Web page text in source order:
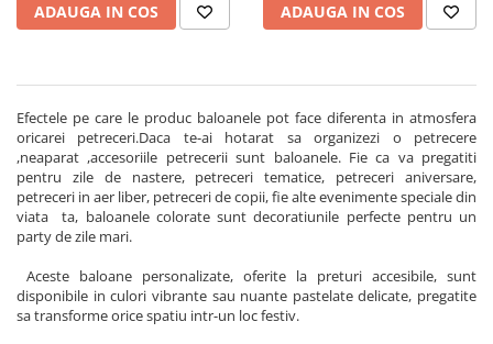
ADAUGA IN COS ADAUGA IN COS
Efectele pe care le produc baloanele pot face diferenta in atmosfera
oricarei petreceri.Daca te-ai hotarat sa organizezi o petrecere
,neaparat ,accesoriile petrecerii sunt baloanele. Fie ca va pregatiti
pentru zile de nastere, petreceri tematice, petreceri aniversare,
petreceri in aer liber, petreceri de copii, fie alte evenimente speciale din
viata ta, baloanele colorate sunt decoratiunile perfecte pentru un
party de zile mari.
Aceste baloane personalizate, oferite la preturi accesibile, sunt
disponibile in culori vibrante sau nuante pastelate delicate, pregatite
sa transforme orice spatiu intr-un loc festiv.